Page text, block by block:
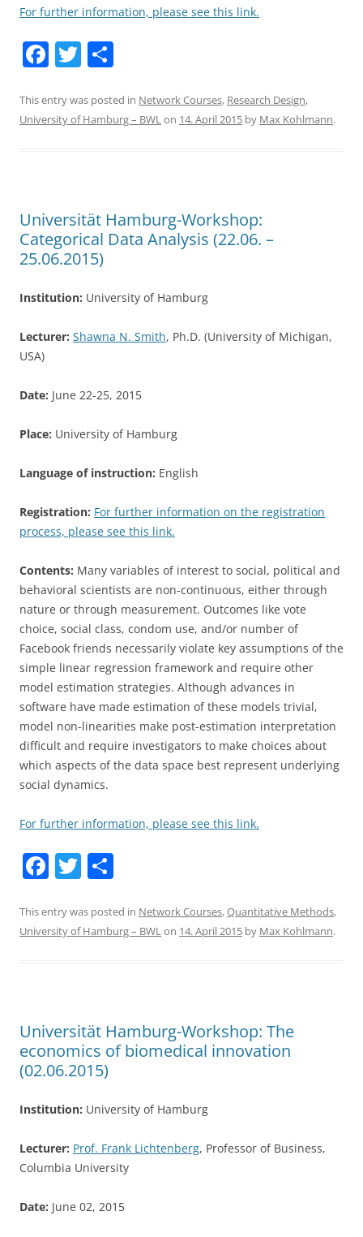
For further information, please see this link.
F
c
e
o
k
T
itt
er
ar
e
This entry was posted in Network Courses, Research Design,
University of Hamburg – BWLon 14. April 2015 by Max Kohlmann.
Universität Hamburg-Workshop:
Categorical Data Analysis (22.06. –
25.06.2015)
Institution: University of Hamburg
Lecturer: Shawna N. Smith, Ph.D. (University of Michigan,
USA)
Date: June 22-25, 2015
Place: University of Hamburg
Language of instruction: English
Registration: For further information on the registration
process, please see this link.
Contents: Many variables of interest to social, political and
behavioral scientists are non-continuous, either through
nature or through measurement. Outcomes like vote
choice, social class, condom use, and/or number of
Facebook friends necessarily violate key assumptions of the
simple linear regression framework and require other
model estimation strategies. Although advances in
software have made estimation of these models trivial,
model non-linearities make post-estimation interpretation
difficult and require investigators to make choices about
which aspects of the data space best represent underlying
social dynamics.
For further information, please see this link.
F
c
e
o
k
T
itt
er
ar
e
This entry was posted in Network Courses,Quantitative Methods,
University of Hamburg – BWLon 14. April 2015 by Max Kohlmann.
Universität Hamburg-Workshop: The
economics of biomedical innovation
(02.06.2015)
Institution: University of Hamburg
Lecturer: Prof. Frank Lichtenberg, Professor of Business,
Columbia University
Date: June 02, 2015